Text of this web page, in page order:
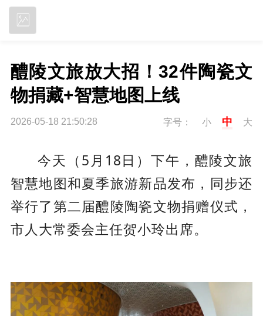
醴陵文旅放大招！32件陶瓷文
物捐藏+智慧地图上线
2026-05-18 21:50:28 字号： 小 中 大
今天（ 5月18日）下午 ，醴陵文旅
智慧地图和夏季旅游新品发布 ，同步还
举行了第二届醴陵陶瓷文物捐赠仪式 ，
市人大常委会主任贺小玲出席。